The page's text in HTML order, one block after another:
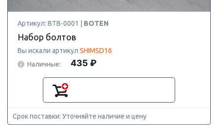
Артикул: BTB-0001 | BOTEN
Набор болтов
Вы искали артикул SHIMSD16
Наличные:
435 ₽
Срок поставки: Уточняйте наличие и цену